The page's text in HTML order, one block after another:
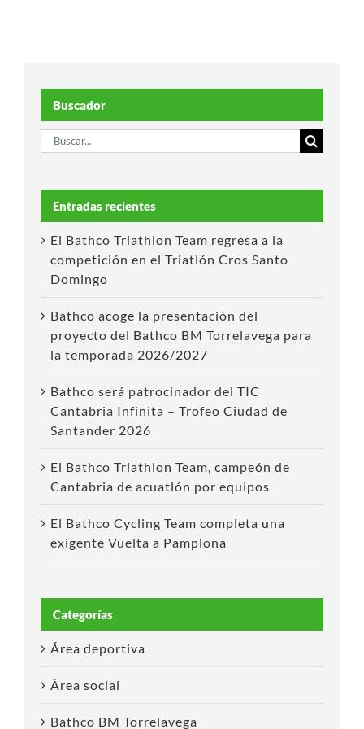
Buscador
Buscar:
Entradas recientes
El Bathco Triathlon Team regresa a la
competición en el Triatlón Cros Santo
Domingo
Bathco acoge la presentación del
proyecto del Bathco BM Torrelavega para
la temporada 2026/2027
Bathco será patrocinador del TIC
Cantabria Infinita – Trofeo Ciudad de
Santander 2026
El Bathco Triathlon Team, campeón de
Cantabria de acuatlón por equipos
El Bathco Cycling Team completa una
exigente Vuelta a Pamplona
Categorías
Área deportiva
Área social
Bathco BM Torrelavega